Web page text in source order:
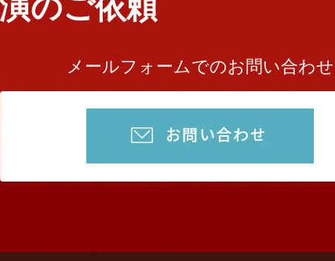
のご依頼
メールフォームでのお問い合わせ